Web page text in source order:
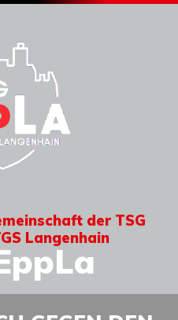
der TSG
Langenhain